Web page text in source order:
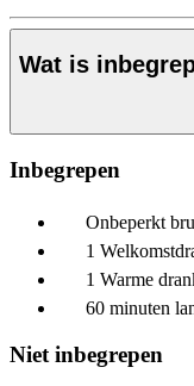
Wat is
Inbegrepen
Onbeperkt
1
1 Warme
60 minuten
Niet inbegrepen